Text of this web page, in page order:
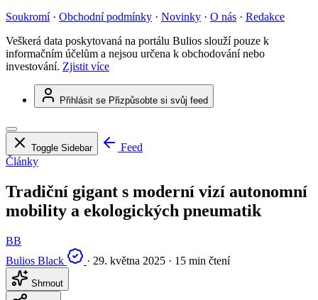
Soukromí · Obchodní podmínky · Novinky · O nás · Redakce
Veškerá data poskytovaná na portálu Bulios slouží pouze k
informačním účelům a nejsou určena k obchodování nebo
investování. Zjistit více
Přihlásit se Přizpůsobte si svůj feed
Toggle Sidebar
Feed
Články
Tradiční gigant s moderní vizí autonomní
mobility a ekologických pneumatik
BB
Bulios Black
· 29. května 2025 · 15 min čtení
Shrnout